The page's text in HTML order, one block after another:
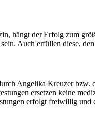
hängt der Erfolg zum
Auch erfüllen diese,
Angelika Kreuzer
ersetzen keine
erfolgt freiwillig und